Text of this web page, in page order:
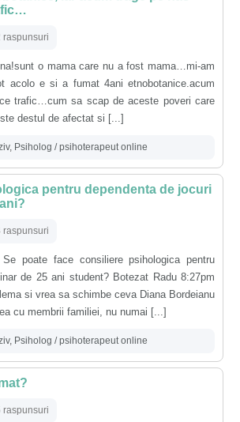
raspunsuri
o mama care nu a fost mama…mi-am
acolo e si a fumat 4ani etnobotanice.acum
trafic…cum sa scap de aceste poveri care
destul de afectat si [...]
, Psiholog / psihoterapeut online
pentru dependenta de jocuri
raspunsuri
poate face consiliere psihologica pentru
de 25 ani student? Botezat Radu 8:27pm
si vrea sa schimbe ceva Diana Bordeianu
cu membrii familiei, nu numai [...]
, Psiholog / psihoterapeut online
raspunsuri